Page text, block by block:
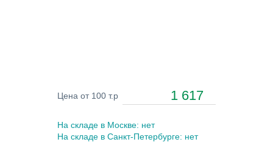
Цена от 100 т.р 1 617
На складе в Москве: нет
На складе в Санкт-Петербурге: нет